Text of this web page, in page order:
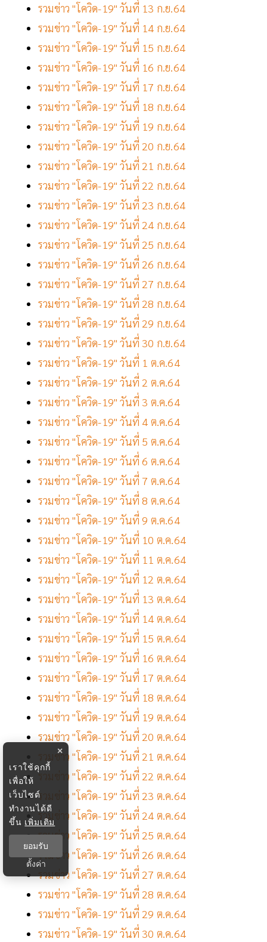
รวมข่าว "โควิด-19" วันที่ 13 ก.ย.64
รวมข่าว "โควิด-19" วันที่ 14 ก.ย.64
รวมข่าว "โควิด-19" วันที่ 15 ก.ย.64
รวมข่าว "โควิด-19" วันที่ 16 ก.ย.64
รวมข่าว "โควิด-19" วันที่ 17 ก.ย.64
รวมข่าว "โควิด-19" วันที่ 18 ก.ย.64
รวมข่าว "โควิด-19" วันที่ 19 ก.ย.64
รวมข่าว "โควิด-19" วันที่ 20 ก.ย.64
รวมข่าว "โควิด-19" วันที่ 21 ก.ย.64
รวมข่าว "โควิด-19" วันที่ 22 ก.ย.64
รวมข่าว "โควิด-19" วันที่ 23 ก.ย.64
รวมข่าว "โควิด-19" วันที่ 24 ก.ย.64
รวมข่าว "โควิด-19" วันที่ 25 ก.ย.64
รวมข่าว "โควิด-19" วันที่ 26 ก.ย.64
รวมข่าว "โควิด-19" วันที่ 27 ก.ย.64
รวมข่าว "โควิด-19" วันที่ 28 ก.ย.64
รวมข่าว "โควิด-19" วันที่ 29 ก.ย.64
รวมข่าว "โควิด-19" วันที่ 30 ก.ย.64
รวมข่าว "โควิด-19" วันที่ 1 ต.ค.64
รวมข่าว "โควิด-19" วันที่ 2 ต.ค.64
รวมข่าว "โควิด-19" วันที่ 3 ต.ค.64
รวมข่าว "โควิด-19" วันที่ 4 ต.ค.64
รวมข่าว "โควิด-19" วันที่ 5 ต.ค.64
รวมข่าว "โควิด-19" วันที่ 6 ต.ค.64
รวมข่าว "โควิด-19" วันที่ 7 ต.ค.64
รวมข่าว "โควิด-19" วันที่ 8 ต.ค.64
รวมข่าว "โควิด-19" วันที่ 9 ต.ค.64
รวมข่าว "โควิด-19" วันที่ 10 ต.ค.64
รวมข่าว "โควิด-19" วันที่ 11 ต.ค.64
รวมข่าว "โควิด-19" วันที่ 12 ต.ค.64
รวมข่าว "โควิด-19" วันที่ 13 ต.ค.64
รวมข่าว "โควิด-19" วันที่ 14 ต.ค.64
รวมข่าว "โควิด-19" วันที่ 15 ต.ค.64
รวมข่าว "โควิด-19" วันที่ 16 ต.ค.64
รวมข่าว "โควิด-19" วันที่ 17 ต.ค.64
รวมข่าว "โควิด-19" วันที่ 18 ต.ค.64
รวมข่าว "โควิด-19" วันที่ 19 ต.ค.64
รวมข่าว "โควิด-19" วันที่ 20 ต.ค.64
รวมข่าว "โควิด-19" วันที่ 21 ต.ค.64
รวมข่าว "โควิด-19" วันที่ 22 ต.ค.64
รวมข่าว "โควิด-19" วันที่ 23 ต.ค.64
รวมข่าว "โควิด-19" วันที่ 24 ต.ค.64
รวมข่าว "โควิด-19" วันที่ 25 ต.ค.64
รวมข่าว "โควิด-19" วันที่ 26 ต.ค.64
รวมข่าว "โควิด-19" วันที่ 27 ต.ค.64
รวมข่าว "โควิด-19" วันที่ 28 ต.ค.64
รวมข่าว "โควิด-19" วันที่ 29 ต.ค.64
รวมข่าว "โควิด-19" วันที่ 30 ต.ค.64
×
เราใช้คุกกี้
เพื่อให้
เว็บไซต์
ทำงานได้ดี
ขึ้น เพิ่มเติม
ยอมรับ
ตั้งค่า